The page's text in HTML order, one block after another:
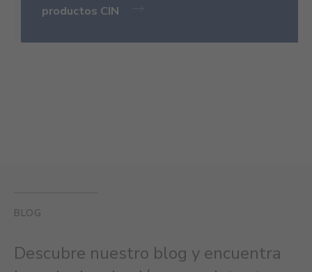
productos CIN
BLOG
Descubre nuestro blog y encuentra